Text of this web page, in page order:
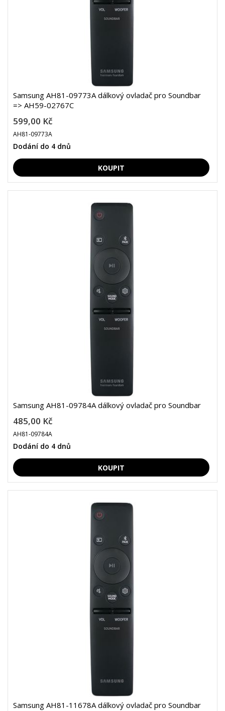
Samsung AH81-09773A dálkový ovladač pro Soundbar
=> AH59-02767C
599,00 Kč
AH81-09773A
Dodání do 4 dnů
Samsung AH81-09784A dálkový ovladač pro Soundbar
485,00 Kč
AH81-09784A
Dodání do 4 dnů
Samsung AH81-11678A dálkový ovladač pro Soundbar